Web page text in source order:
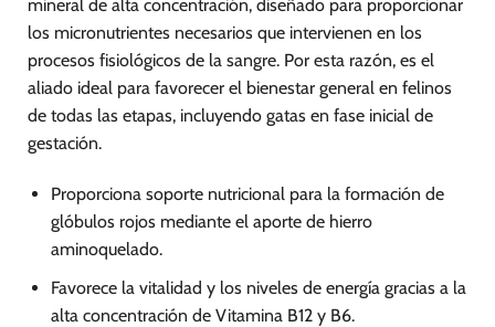
mineral de alta concentración, diseñado para proporcionar
los micronutrientes necesarios que intervienen en los
procesos fisiológicos de la sangre. Por esta razón, es el
aliado ideal para favorecer el bienestar general en felinos
de todas las etapas, incluyendo gatas en fase inicial de
gestación.
Proporciona soporte nutricional para la formación de
glóbulos rojos mediante el aporte de hierro
aminoquelado.
Favorece la vitalidad y los niveles de energía gracias a la
alta concentración de Vitamina B12 y B6.